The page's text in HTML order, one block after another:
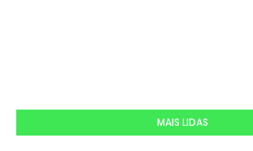
MAIS LIDAS